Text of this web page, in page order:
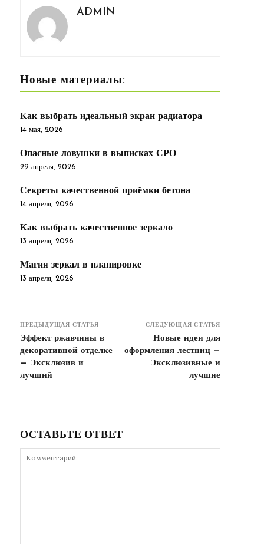
ADMIN
Новые материалы:
Как выбрать идеальный экран радиатора
14 мая, 2026
Опасные ловушки в выписках СРО
29 апреля, 2026
Секреты качественной приёмки бетона
14 апреля, 2026
Как выбрать качественное зеркало
13 апреля, 2026
Магия зеркал в планировке
13 апреля, 2026
ПРЕДЫДУЩАЯ СТАТЬЯ
Эффект ржавчины в
декоративной отделке
— Эксклюзив и
лучший
СЛЕДУЮЩАЯ СТАТЬЯ
Новые идеи для
оформления лестниц —
Эксклюзивные и
лучшие
ОСТАВЬТЕ ОТВЕТ